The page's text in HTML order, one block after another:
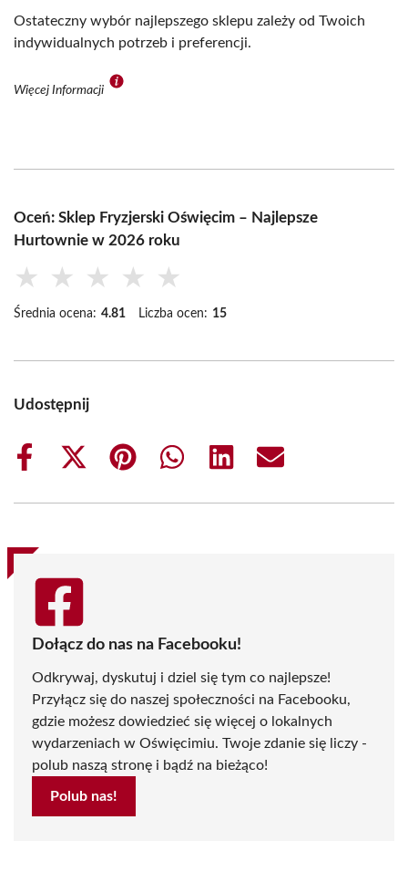
Ostateczny wybór najlepszego sklepu zależy od Twoich
indywidualnych potrzeb i preferencji.
Więcej Informacji
Oceń: Sklep Fryzjerski Oświęcim – Najlepsze
Hurtownie w 2026 roku
★ ★ ★ ★ ★
Średnia ocena: 4.81 Liczba ocen: 15
Udostępnij
Share
Share
(Twitter)
Share
Share
Share
Share
Dołącz do nas na Facebooku!
Odkrywaj, dyskutuj i dziel się tym co najlepsze!
Przyłącz się do naszej społeczności na Facebooku,
gdzie możesz dowiedzieć się więcej o lokalnych
wydarzeniach w Oświęcimiu. Twoje zdanie się liczy -
polub naszą stronę i bądź na bieżąco!
Polub nas!